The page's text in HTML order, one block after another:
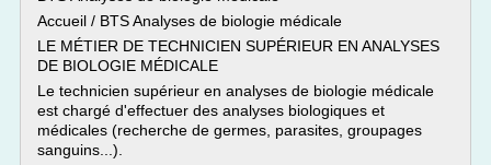
Accueil / BTS Analyses de biologie médicale
LE MÉTIER DE TECHNICIEN SUPÉRIEUR EN ANALYSES
DE BIOLOGIE MÉDICALE
Le technicien supérieur en analyses de biologie médicale
est chargé d'effectuer des analyses biologiques et
médicales (recherche de germes, parasites, groupages
sanguins...).